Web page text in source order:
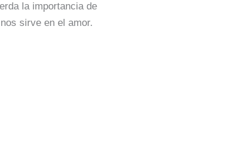
la importancia de
sirve en el amor.